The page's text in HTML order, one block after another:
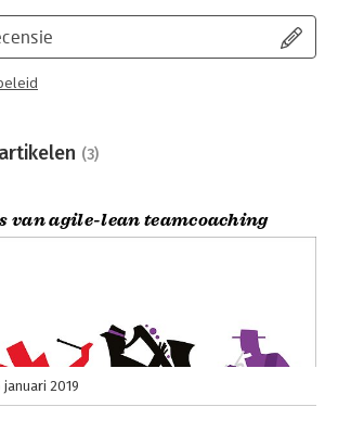
(3)
van agile-lean teamcoaching
januari 2019